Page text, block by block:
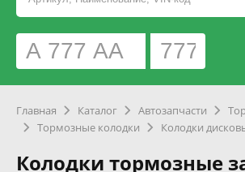
Главная Каталог Автозапчасти
Тормозные колодки
Колодки
Колодки тормозные